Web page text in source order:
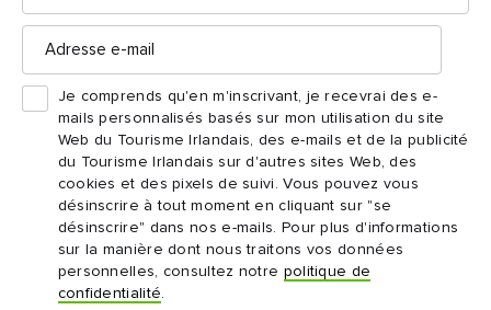
JOUR 1
La ville de Cork
Il est temps de découvrir Cork. Préparez-vous à découvrir
gastronomie remarquable à son histoire fascinante.
Adresse
Je comprends qu'en m'inscrivant, je recevrai des e-
mails personnalisés basés sur mon utilisation du site
Web du Tourisme Irlandais, des e-mails et de la publicité
du Tourisme Irlandais sur d'autres sites Web, des
cookies et des pixels de suivi. Vous pouvez vous
désinscrire à tout moment en cliquant sur "se
désinscrire" dans nos e-mails. Pour plus d'informations
sur la manière dont nous traitons vos données
personnelles, consultez notre politique de
confidentialité.